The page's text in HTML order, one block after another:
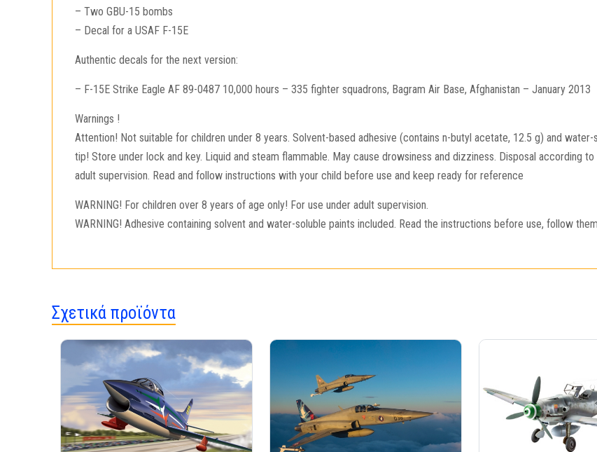
– Two GBU-15 bombs
– Decal for a USAF F-15E
Authentic decals for the next version:
– F-15E Strike Eagle AF 89-0487 10,000 hours – 335 fighter squadrons, Bagram Air Base, Afghanistan – January 2013
Warnings !
Attention! Not suitable for children under 8 years. Solvent-based adhesive (contains n-butyl acetate, 12.5 g) and
tip! Store under lock and key. Liquid and steam flammable. May cause drowsiness and dizziness. Disposal according
adult supervision. Read and follow instructions with your child before use and keep ready for reference
WARNING! For children over 8 years of age only! For use under adult supervision.
WARNING! Adhesive containing solvent and water-soluble paints included. Read the instructions before use, follow
Σχετικά προϊόντα